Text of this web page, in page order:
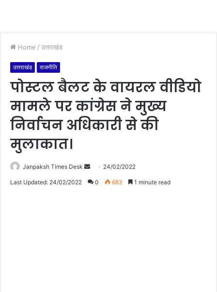
Home / उत्तराखंड
उत्तराखंड राजनीति
पोस्टल बैलट के वायरल वीडियो
मामले पर कांग्रेस ने मुख्य
निर्वाचन अधिकारी से की
मुलाकात।
Janpaksh Times Desk
e
24/02/2022
Last Updated: 24/02/2022 0 683 1 minute read